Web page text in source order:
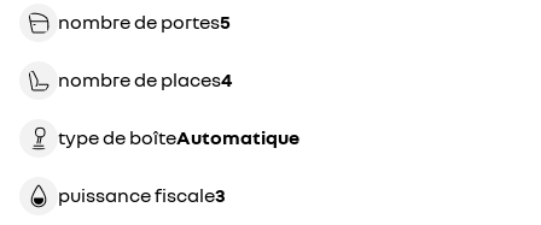
nombre de portes5
nombre de places4
type de boîte automatique
puissance fiscale3